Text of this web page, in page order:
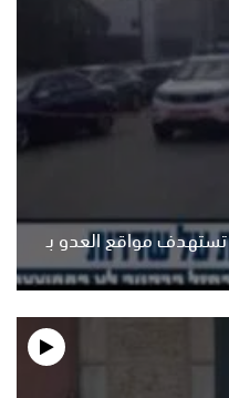
مواقع العدو بـ